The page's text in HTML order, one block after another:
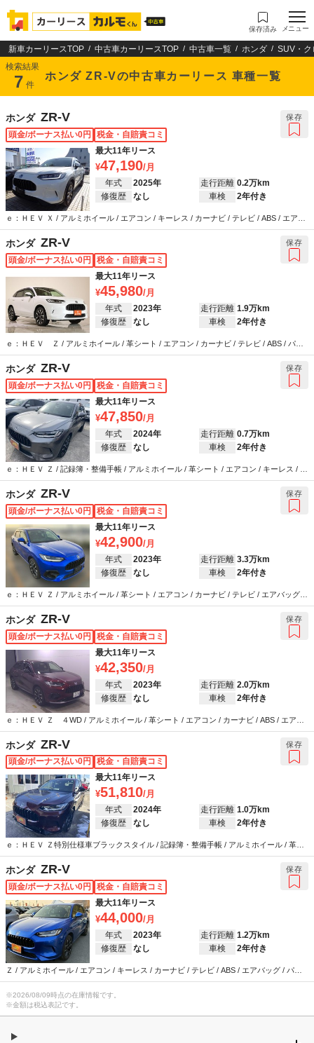
保存済み メニュー
新車カーリースTOP 中古車カーリースTOP 中古車一覧 ホンダ
SUV・ク
検索結果
7 件
ホンダ ZR-Vの中古車カーリース 車種一覧
ホンダ ZR-V
頭金/ボーナス払い0円
税金・自賠責コミ
最大11年リース
47,190
年式 2025年 走行距離 0.2万km
修復歴
なし 車検 2年付き
ｅ：ＨＥＶ Ｘ / アルミホイール / エアコン / キーレス / カーナビ / テレビ / ABS / エアバ
ッグ / パワーステアリング / パワーウインドウ
保存
ホンダ ZR-V
頭金/ボーナス払い0円
税金・自賠責コミ
最大11年リース
45,980
年式 2023年 走行距離 1.9万km
修復歴
なし 車検 2年付き
ｅ：ＨＥＶ Ｚ / アルミホイール / 革シート / エアコン / カーナビ / テレビ / ABS / パワ
ーステアリング / パワーウインドウ
保存
ホンダ ZR-V
頭金/ボーナス払い0円
税金・自賠責コミ
最大11年リース
47,850
年式 2024年 走行距離 0.7万km
修復歴
なし 車検 2年付き
ｅ：ＨＥＶ Ｚ / 記録簿・整備手帳 / アルミホイール / 革シート / エアコン / キーレス / カ
ーナビ / テレビ / ABS / エアバッグ / パワーステアリング / パワーウインドウ
保存
ホンダ ZR-V
頭金/ボーナス払い0円
税金・自賠責コミ
最大11年リース
42,900
年式 2023年 走行距離 3.3万km
修復歴
なし 車検 2年付き
ｅ：ＨＥＶ Ｚ / アルミホイール / 革シート / エアコン / カーナビ / テレビ / エアバッグ /
パワーステアリング / パワーウインドウ
保存
ホンダ ZR-V
頭金/ボーナス払い0円
税金・自賠責コミ
最大11年リース
42,350
年式 2023年 走行距離 2.0万km
修復歴
なし 車検 2年付き
ｅ：ＨＥＶ Ｚ ４WD / アルミホイール / 革シート / エアコン / カーナビ / ABS / エアバ
ッグ / パワーステアリング / パワーウインドウ
保存
ホンダ ZR-V
頭金/ボーナス払い0円
税金・自賠責コミ
最大11年リース
51,810
年式 2024年 走行距離 1.0万km
修復歴
なし 車検 2年付き
ｅ：ＨＥＶ Ｚ特別仕様車ブラックスタイル / 記録簿・整備手帳 / アルミホイール / 革シ
ート / エアコン / キーレス / カーナビ / ABS / エアバッグ / パワーステアリング / パワー
ウインドウ
保存
ホンダ ZR-V
頭金/ボーナス払い0円
税金・自賠責コミ
最大11年リース
44,000
年式 2023年 走行距離 1.2万km
修復歴
なし 車検 2年付き
Ｚ / アルミホイール / エアコン / キーレス / カーナビ / テレビ / ABS / エアバッグ / パワ
ーステアリング / パワーウインドウ
保存
※2026/08/09時点の在庫情報です。
※金額は税込表記です。